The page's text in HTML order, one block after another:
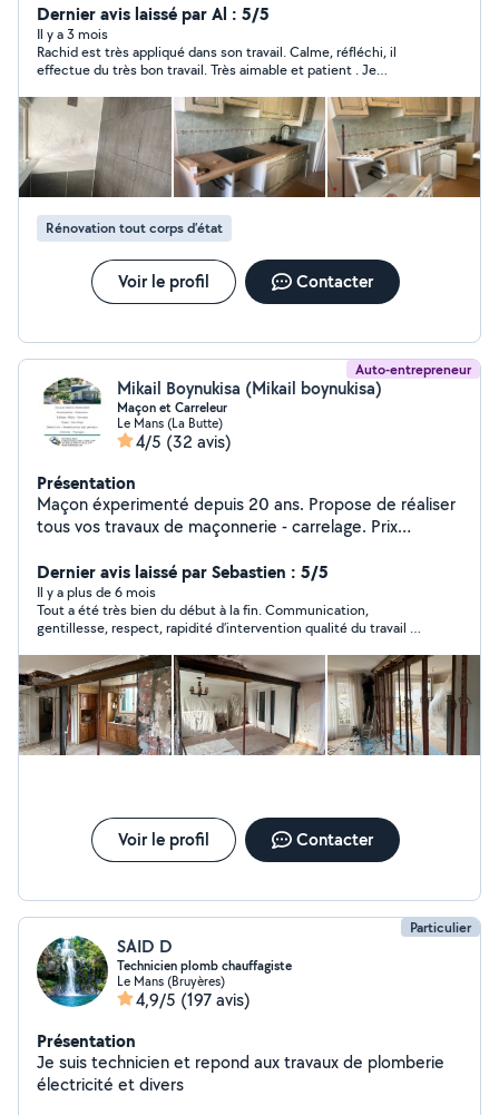
que ce soit pour des travaux de grande envergure ou
des petits travaux du quotidien. - Peinture & Tapisserie :
Finitions impeccables pour vos murs et plafonds. -
Montage de Meubles : IKEA, Conforama, etc. rapide et
précis. - Plomberie. : Réparations, installations,
dépannage urgent. - Pose de Sols : Parquet flottant, sol
PVC , carrelage, lino rendu professionnel. - Installation :
TV murale, éclairage, rideaux, lustres . - Aménagement. :
Cuisines et salles de bain sur mesure, optimisation de
l'espace. - Récupération de Marchandise : But,
Conforama, Brico Dépôt, etc. Devis gratuit et
personnalisé Travail soigné, respect des délais et des
budgets. Contactez-moi pour discuter de votre projet !
Dernier avis laissé par Al : 5/5
Il y a 3 mois
Rachid est très appliqué dans son travail. Calme, réfléchi, il
effectue du très bon travail. Très aimable et patient . Je
Rénovation tout corps d’état
Voir le profil Contacter
Auto-entrepreneur
Mikail Boynukisa (Mikail boynukisa)
Maçon et Carreleur
Le Mans (La Butte)
4/5 (32 avis)
Présentation
Maçon éxperimenté depuis 20 ans. Propose de réaliser
tous vos travaux de maçonnerie - carrelage. Prix
souhaits. Assurance décennale. Dalle béton - chape -
Carrelage - Faïence - Garage - Extension - Dallage -
Terrassements - Enduits - décoration acoustique
intérieur.
Dernier avis laissé par Sebastien : 5/5
Il y a plus de 6 mois
Tout a été très bien du début à la fin. Communication,
gentillesse, respect, rapidité d’intervention qualité du travail et
et nous ferons travailler à nouveau Mikail si nous avons besoin
dans le futur. Merci, Seb
Voir le profil Contacter
Particulier
SAID D
Technicien plomb chauffagiste
Le Mans (Bruyères)
4,9/5 (197 avis)
Présentation
Je suis technicien et repond aux travaux de plomberie
électricité et divers